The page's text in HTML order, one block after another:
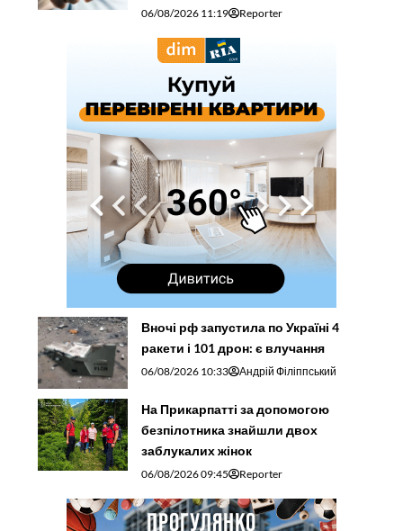
06/08/2026 11:19 Reporter
Вночі рф запустила по Україні 4
ракети і 101 дрон: є влучання
06/08/2026 10:33 Андрій Філіппський
На Прикарпатті за допомогою
безпілотника знайшли двох
заблукалих жінок
06/08/2026 09:45 Reporter